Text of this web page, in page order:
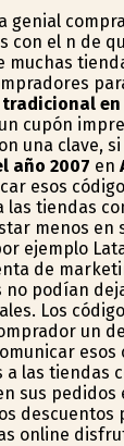
genial
con el fin de
muchas
cupón
una clave,
año 2007 en
esos
las tiendas
menos
ejemplo
de
no podían
Los
un
a las tiendas
sus pedidos
online